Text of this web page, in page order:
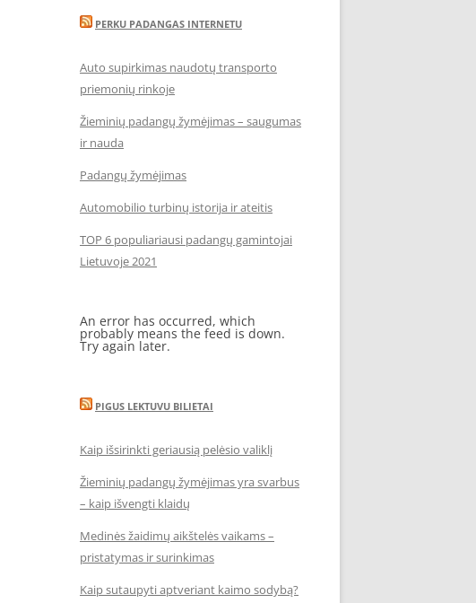
PERKU PADANGAS INTERNETU
Auto supirkimas naudotų transporto
priemonių rinkoje
Žieminių padangų žymėjimas – saugumas
ir nauda
Padangų žymėjimas
Automobilio turbinų istorija ir ateitis
TOP 6 populiariausi padangų gamintojai
Lietuvoje 2021
An error has occurred, which
probably means the feed is down.
Try again later.
PIGUS LEKTUVU BILIETAI
Kaip išsirinkti geriausią pelėsio valiklį
Žieminių padangų žymėjimas yra svarbus
– kaip išvengti klaidų
Medinės žaidimų aikštelės vaikams –
pristatymas ir surinkimas
Kaip sutaupyti aptveriant kaimo sodybą?